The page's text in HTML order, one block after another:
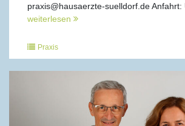
praxis@hausaerzte-suelldorf.de Anfahrt:
weiterlesen
Praxis